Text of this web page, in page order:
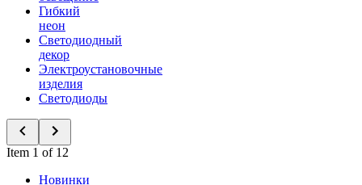
Гибкий
неон
Светодиодный
декор
Электроустановочные
изделия
Светодиоды
Item 1 of 12
Новинки